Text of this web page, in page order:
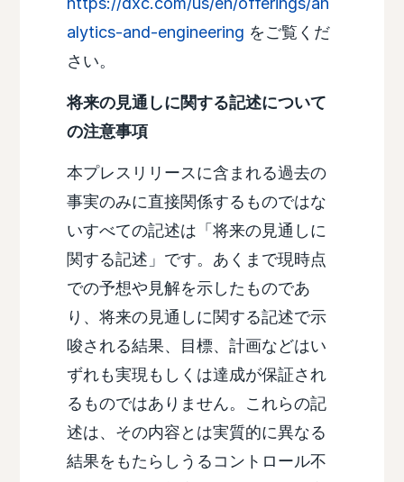
alytics-and-engineering をご覧くだ
さい。
将来の見通しに関する記述について
の注意事項
本プレスリリースに含まれる過去の
事実のみに直接関係するものではな
いすべての記述は「将来の見通しに
関する記述」です。あくまで現時点
での予想や見解を示したものであ
り、将来の見通しに関する記述で示
唆される結果、目標、計画などはい
ずれも実現もしくは達成が保証され
るものではありません。これらの記
述は、その内容とは実質的に異なる
結果をもたらしうるコントロール不